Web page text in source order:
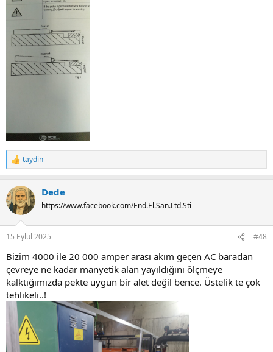
R
e
c
t
i
s
taydin
Dede
https://www.facebook.com/End.El.San.Ltd.Sti
15 Eylül 2025 #48
Bizim 4000 ile 20 000 amper arası akım geçen AC baradan
çevreye ne kadar manyetik alan yayıldığını ölçmeye
kalktığımızda pekte uygun bir alet değil bence. Üstelik te çok
tehlikeli..!